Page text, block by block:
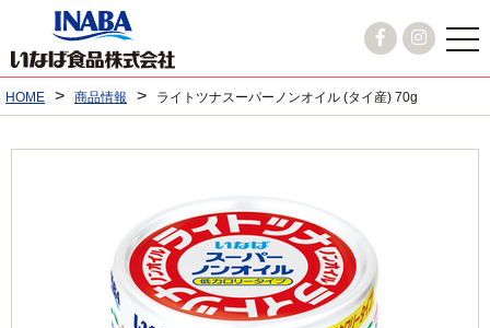
HOME > 商品情報 > ライトツナスーパーノンオイル (タイ産) 70g